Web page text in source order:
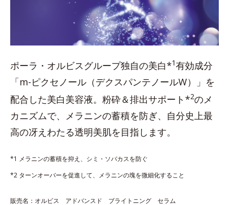
ポーラ・オルビスグループ独自の美白*1有効成分
「m-ピクセノール（デクスパンテノールW）」を
配合した美白美容液。粉砕＆排出サポート*2のメ
カニズムで、メラニンの蓄積を防ぎ、自分史上最
高の冴えわたる透明美肌を目指します。
*1 メラニンの蓄積を抑え、シミ・ソバカスを防ぐ
*2 ターンオーバーを促進して、メラニンの塊を微細化すること
販売名：オルビス アドバンスド ブライトニング セラム